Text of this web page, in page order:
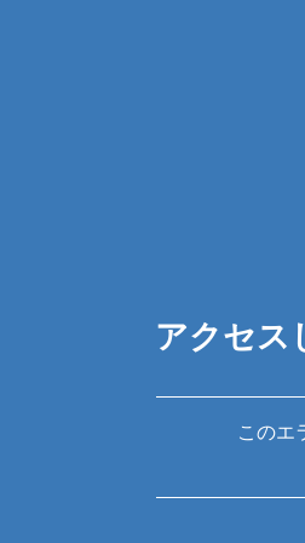
アクセス
このエ